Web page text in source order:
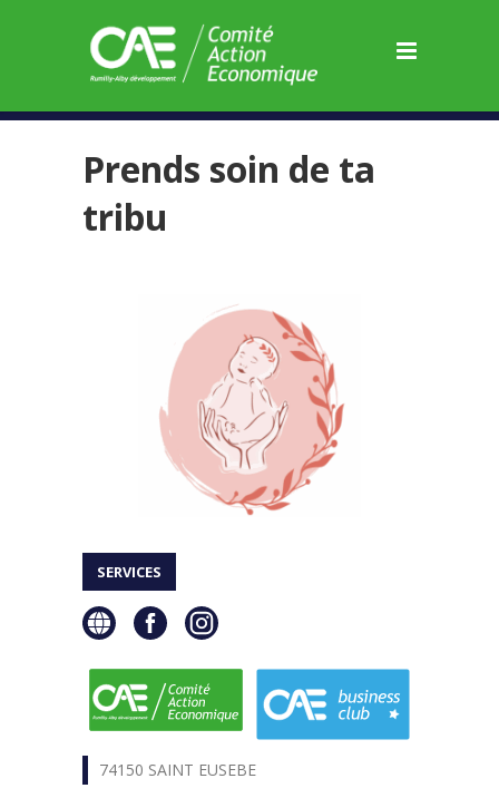
Prends soin de ta
tribu
SERVICES
74150 SAINT EUSEBE